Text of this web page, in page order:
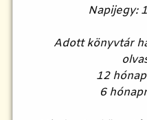
Napijegy:
Adott könyvtár
12
6